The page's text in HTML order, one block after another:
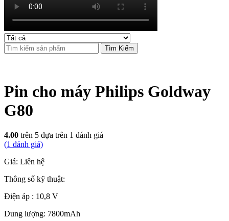
Tìm Kiếm
Pin cho máy Philips Goldway
G80
4.00 trên 5 dựa trên 1 đánh giá
(1 đánh giá)
Giá: Liên hệ
Thông số kỹ thuật:
Điện áp : 10,8 V
Dung lượng: 7800mAh